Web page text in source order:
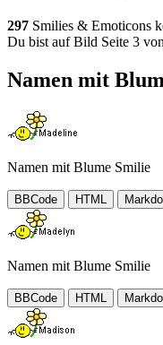
297 Smilies & Emoticons
Du bist auf Bild Seite 3
Namen mit
Namen mit Blume Smilie
BBCode HTML
Namen mit Blume Smilie
BBCode HTML